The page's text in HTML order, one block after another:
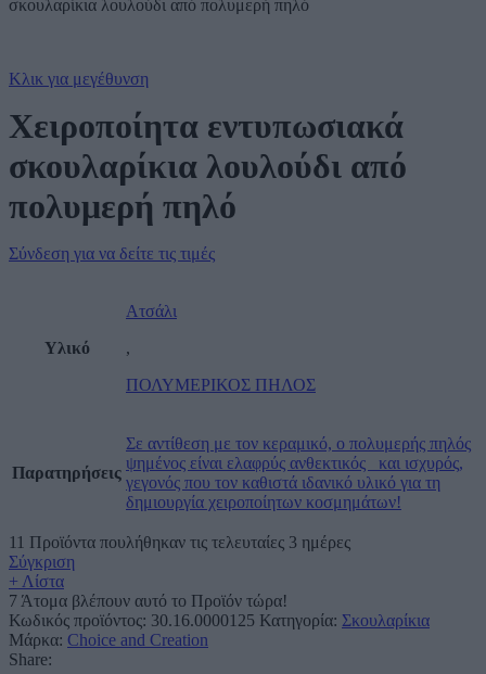
σκουλαρίκια λουλούδι από πολυμερή πηλό
Κλικ για μεγέθυνση
Χειροποίητα εντυπωσιακά
σκουλαρίκια λουλούδι από
πολυμερή πηλό
Σύνδεση για να δείτε τις τιμές
Υλικό
Ατσάλι
,
ΠΟΛΥΜΕΡΙΚΟΣ ΠΗΛΟΣ
Παρατηρήσεις
Σε αντίθεση με τον κεραμικό, ο πολυμερής πηλός
ψημένος είναι ελαφρύς ανθεκτικός και ισχυρός,
γεγονός που τον καθιστά ιδανικό υλικό για τη
δημιουργία χειροποίητων κοσμημάτων!
11 Προϊόντα πουλήθηκαν τις τελευταίες 3 ημέρες
Σύγκριση
+ Λίστα
7 Άτομα βλέπουν αυτό το Προϊόν τώρα!
Κωδικός προϊόντος: 30.16.0000125 Κατηγορία: Σκουλαρίκια
Μάρκα: Choice and Creation
Share: